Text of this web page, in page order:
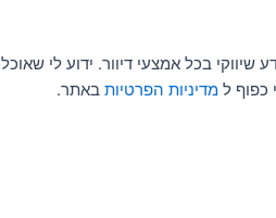
בכל אמצעי דיוור. ידוע לי שאוכל
כפוף ל מדיניות הפרטיות באתר.